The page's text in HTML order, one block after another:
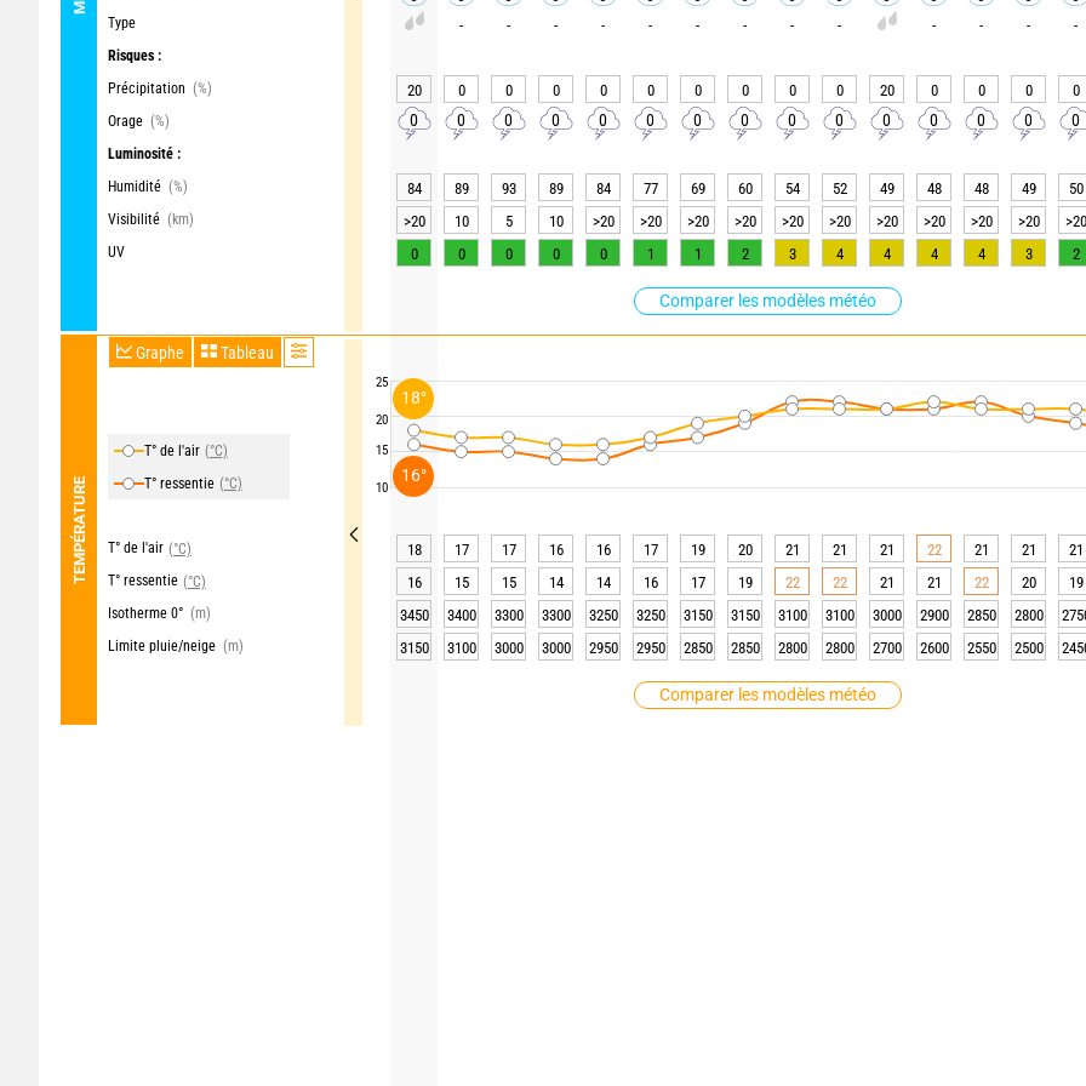
Type
Risques :
Précipitation (%)
Orage (%)
Luminosité :
Humidité (%)
Visibilité (km)
UV
Comparer les modèles météo
TEMPÉRATURE
Graphe Tableau
T° de l'air (°C)
T° ressentie (°C)
T° de l'air (°C)
T° ressentie (°C)
Isotherme 0° (m)
Limite pluie/neige (m)
Comparer les modèles météo
25
20
15
10
- - - - - - - - - - - - -
20 0 0 0 0 0 0 0 0 0 20 0 0 0 0
0 0 0 0 0 0 0 0 0 0 0 0 0 0 0
84 89 93 89 84 77 69 60 54 52 49 48 48 49 50
>20
10 5 10 >20 >20 >20 >20 >20 >20 >20 >20 >20 >20 >20
0
0 0 0 0 1 1 2 3 4 4 4 4 3 2
18 17 17 16 16 17 19 20 21 21 21 22 21 21 21
16
15 15 14 14 16 17 19 22 22 21 21 22 20 19
3450
3400 3300 3300 3250 3250 3150 3150 3100 3100 3000 2900 2850 2800
3150
3100 3000 3000 2950 2950 2850 2850 2800 2800 2700 2600 2550 2500
18°
16°